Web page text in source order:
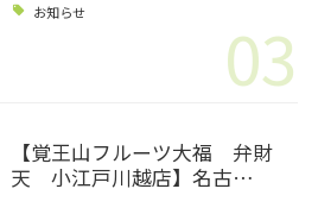
お知らせ 03
【覚王山フルーツ大福 弁財
天 小江戸川越店】名古…